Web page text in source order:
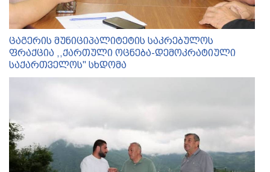
ცაგერის მუნიციპალიტეტის საკრებულოს
ფრაქცია ,,ქართული ოცნება-დემოკრატიული
საქართველოს'' სხდომა